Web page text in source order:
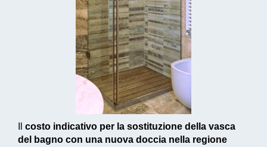
costo indicativo per la sostituzione della vasca
del bagno con una nuova doccia nella regione